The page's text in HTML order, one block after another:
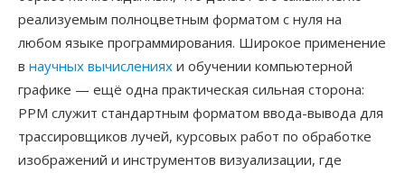
реализуемым полноцветным форматом с нуля на
любом языке программирования. Широкое применение
в научных вычислениях и обучении компьютерной
графике — ещё одна практическая сильная сторона:
PPM служит стандартным форматом ввода-вывода для
трассировщиков лучей, курсовых работ по обработке
изображений и инструментов визуализации, где